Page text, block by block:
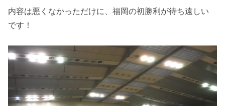
内容は悪くなかっただけに、福岡の初勝利が待ち遠しい
です！